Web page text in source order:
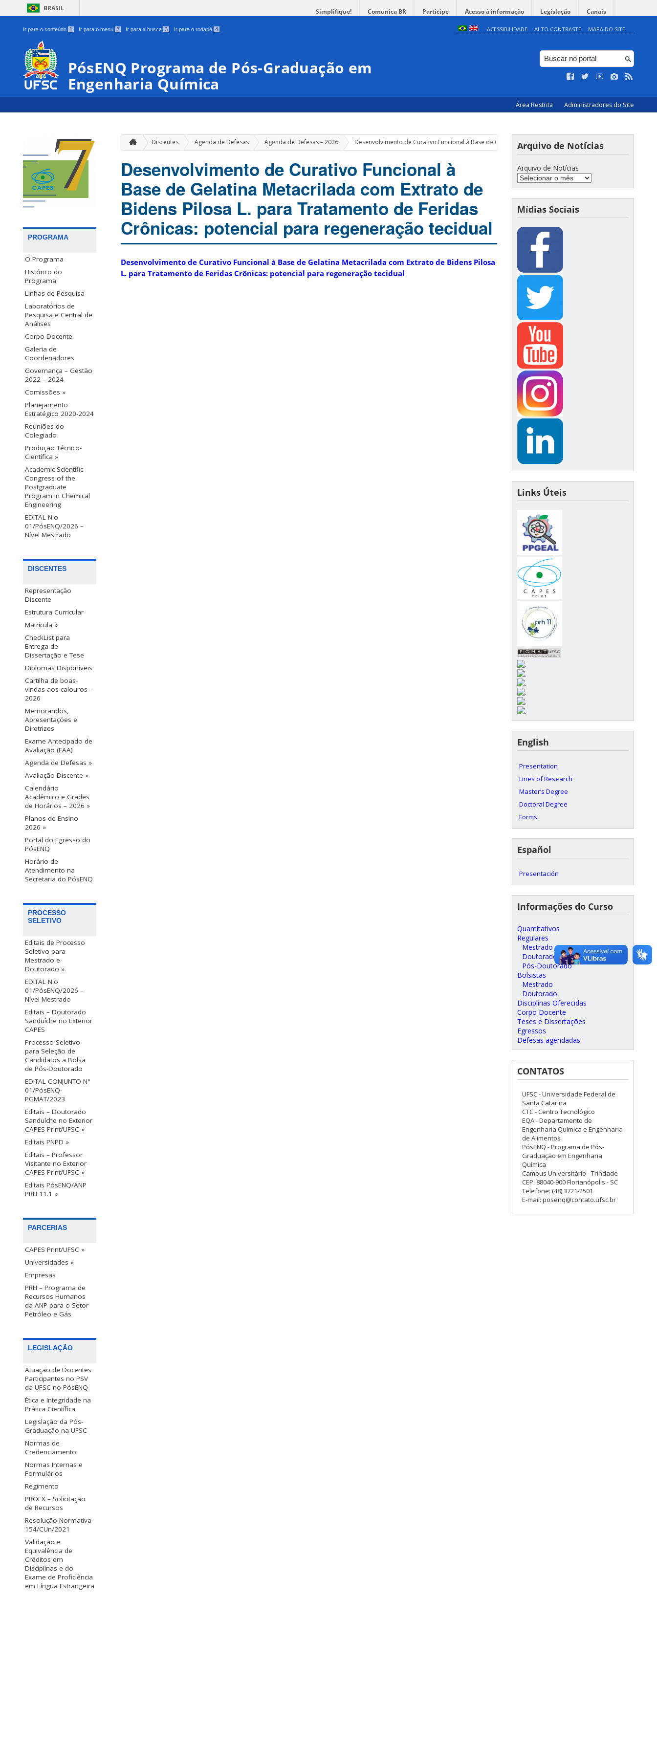
BRASIL Simplifique! Comunica BR Participe Acesso à informação Legislação Canais
Ir para o conteúdo 1 Ir para o menu 2 Ir para a busca 3 Ir para o rodapé 4 ACESSIBILIDADE ALTO CONTRASTE MAPA DO SITE
PósENQ Programa de Pós-Graduação em
Engenharia Química
Área Restrita Administradores do Site
PROGRAMA
O Programa
Histórico do
Programa
Linhas de Pesquisa
Laboratórios de
Pesquisa e Central de
Análises
Corpo Docente
Galeria de
Coordenadores
Governança – Gestão
2022 – 2024
Comissões »
Planejamento
Estratégico 2020-2024
Reuniões do
Colegiado
Produção Técnico-
Científica »
Academic Scientific
Congress of the
Postgraduate
Program in Chemical
Engineering
EDITAL N.o
01/PósENQ/2026 –
Nível Mestrado
DISCENTES
Representação
Discente
Estrutura Curricular
Matrícula »
CheckList para
Entrega de
Dissertação e Tese
Diplomas Disponíveis
Cartilha de boas-
vindas aos calouros –
2026
Memorandos,
Apresentações e
Diretrizes
Exame Antecipado de
Avaliação (EAA)
Agenda de Defesas »
Avaliação Discente »
Calendário
Acadêmico e Grades
de Horários – 2026 »
Planos de Ensino
2026 »
Portal do Egresso do
PósENQ
Horário de
Atendimento na
Secretaria do PósENQ
PROCESSO
SELETIVO
Editais de Processo
Seletivo para
Mestrado e
Doutorado »
EDITAL N.o
01/PósENQ/2026 –
Nível Mestrado
Editais – Doutorado
Sanduíche no Exterior
CAPES
Processo Seletivo
para Seleção de
Candidatos a Bolsa
de Pós-Doutorado
EDITAL CONJUNTO N°
01/PósENQ-
PGMAT/2023
Editais – Doutorado
Sanduíche no Exterior
CAPES PrInt/UFSC »
Editais PNPD »
Editais – Professor
Visitante no Exterior
CAPES PrInt/UFSC »
Editais PósENQ/ANP
PRH 11.1 »
PARCERIAS
CAPES PrInt/UFSC »
Universidades »
Empresas
PRH – Programa de
Recursos Humanos
da ANP para o Setor
Petróleo e Gás
LEGISLAÇÃO
Atuação de Docentes
Participantes no PSV
da UFSC no PósENQ
Ética e Integridade na
Prática Científica
Legislação da Pós-
Graduação na UFSC
Normas de
Credenciamento
Normas Internas e
Formulários
Regimento
PROEX – Solicitação
de Recursos
Resolução Normativa
154/CUn/2021
Validação e
Equivalência de
Créditos em
Disciplinas e do
Exame de Proficiência
em Língua Estrangeira
Discentes Agenda de Defesas Agenda de Defesas – 2026 Desenvolvimento de Curativo Funcional à Base de Gelatina Metacrilada com Extrato de Bidens Pilosa L.
Desenvolvimento de Curativo Funcional à
Base de Gelatina Metacrilada com Extrato de
Bidens Pilosa L. para Tratamento de Feridas
Crônicas: potencial para regeneração tecidual
Desenvolvimento de Curativo Funcional à Base de Gelatina Metacrilada com Extrato de Bidens Pilosa
L. para Tratamento de Feridas Crônicas: potencial para regeneração tecidual
Arquivo de Notícias
Arquivo de Notícias
Mídias Sociais
Links Úteis
English
Presentation
Lines of Research
Master’s Degree
Doctoral Degree
Forms
Español
Presentación
Informações do Curso
Quantitativos
Regulares
Mestrado
Doutorado
Pós-Doutorado
Bolsistas
Mestrado
Doutorado
Disciplinas Oferecidas
Corpo Docente
Teses e Dissertações
Egressos
Defesas agendadas
CONTATOS
UFSC - Universidade Federal de
Santa Catarina
CTC - Centro Tecnológico
EQA - Departamento de
Engenharia Química e Engenharia
de Alimentos
PósENQ - Programa de Pós-
Graduação em Engenharia
Química
Campus Universitário - Trindade
CEP: 88040-900 Florianópolis - SC
Telefone: (48) 3721-2501
E-mail: posenq@contato.ufsc.br